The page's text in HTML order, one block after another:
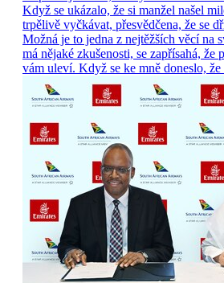
Když se ukázalo, že si manžel našel
trpělivě vyčkávat, přesvědčena, že se
Možná je to jedna z nejtěžších věcí na
má nějaké zkušenosti, se zapřísahá, že
vám uleví. Když se ke mně doneslo,